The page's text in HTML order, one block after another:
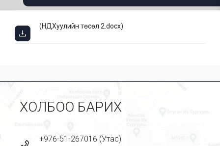
(НДХуулийн төсөл 2.docx)
ХОЛБОО БАРИХ
+976-51-267016 (Утас)